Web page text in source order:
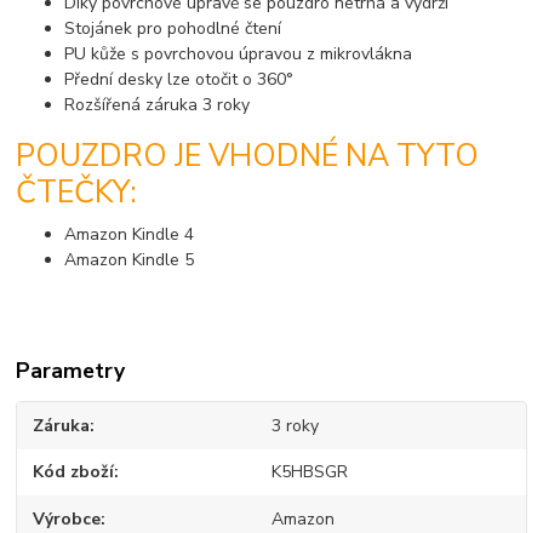
Stojánek pro pohodlné čtení
PU kůže s povrchovou úpravou z mikrovlákna
Přední desky lze otočit o 360°
Rozšířená záruka 3 roky
POUZDRO JE VHODNÉ NA TYTO
ČTEČKY:
Amazon Kindle 4
Amazon Kindle 5
Parametry
Záruka 3 roky
Kód zboží K5HBSGR
Výrobce Amazon